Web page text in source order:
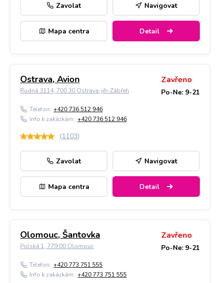
Zavolat Navigovat
Mapa centra Detail
Ostrava, Avion
Rudná 3114, 700 30 Ostrava-jih-Zábřeh
Zavřeno
Po-Ne: 9-21
Telefon: +420 736 512 946
Info k zakázkám: +420 736 512 946
(1103)
Zavolat Navigovat
Mapa centra Detail
Olomouc, Šantovka
Polská 1, 779 00 Olomouc
Zavřeno
Po-Ne: 9-21
Telefon: +420 773 751 555
Info k zakázkám: +420 773 751 555